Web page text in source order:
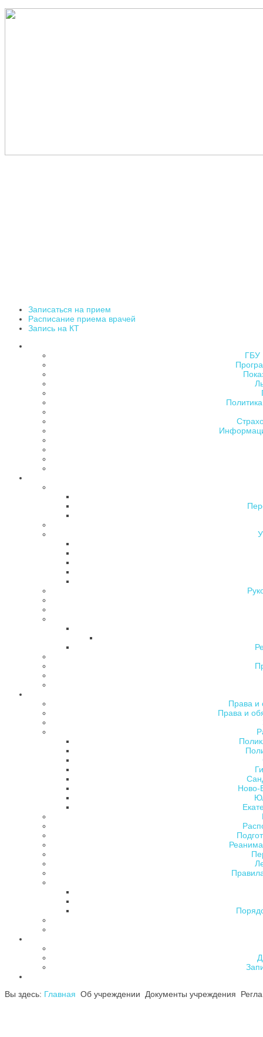
Записаться на прием
Расписание приема врачей
Запись на КТ
ГБУ
Права и
Права и
Ново-
Вы здесь: Главная Об учреждении Документы учреждения